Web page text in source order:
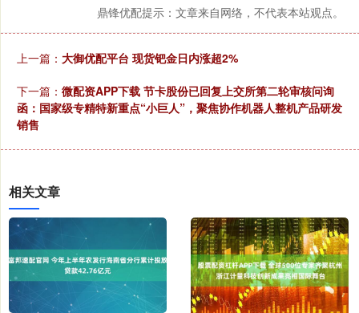
鼎锋优配提示：文章来自网络，不代表本站观点。
上一篇： 大御优配平台 现货钯金日内涨超2%
下一篇： 微配资APP下载 节卡股份已回复上交所第二轮审核问询
函：国家级专精特新重点“小巨人”，聚焦协作机器人整机产品研发
销售
相关文章